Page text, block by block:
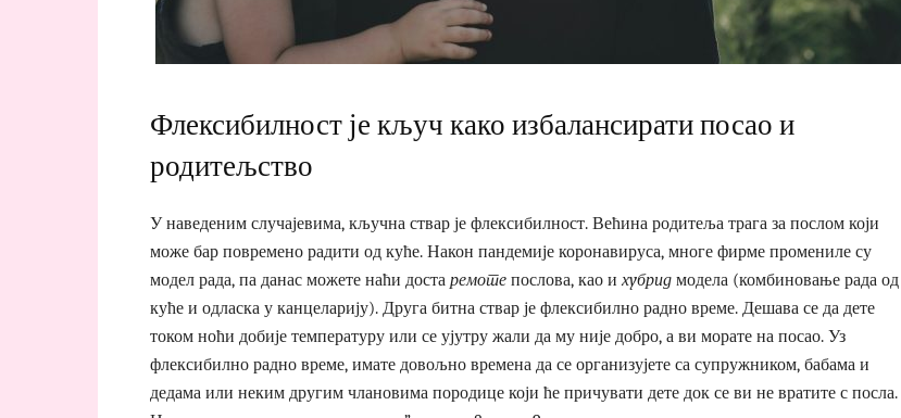
Флексибилност је кључ како избалансирати посао и
родитељство
У наведеним случајевима, кључна ствар је флексибилност. Већина родитеља трага за послом који
може бар повремено радити од куће. Након пандемије коронавируса, многе фирме промениле су
модел рада, па данас можете наћи доста ремоте послова, као и хyбрид модела (комбиновање рада од
куће и одласка у канцеларију). Друга битна ствар је флексибилно радно време. Дешава се да дете
током ноћи добије температуру или се ујутру жали да му није добро, а ви морате на посао. Уз
флексибилно радно време, имате довољно времена да се организујете са супружником, бабама и
дедама или неким другим члановима породице који ће причувати дете док се ви не вратите с посла.